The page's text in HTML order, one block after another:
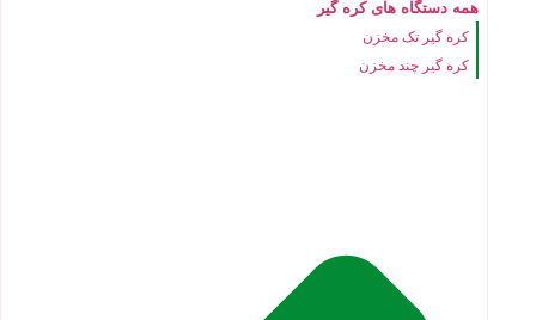
همه دستگاه های کره گیر
کره گیر تک مخزن
کره گیر چند مخزن